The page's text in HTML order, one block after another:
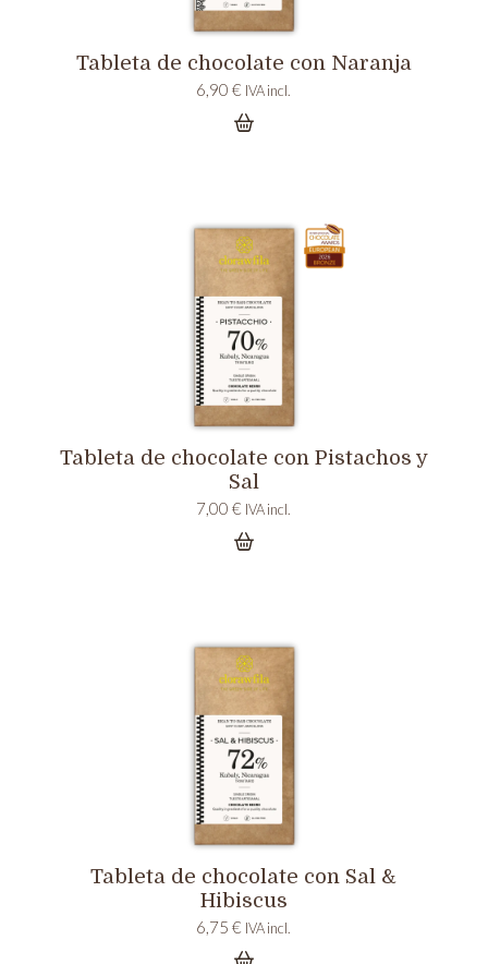
Tableta de chocolate con Naranja
6,90€ IVA incl.
Tableta de chocolate con Pistachos y
Sal
7,00€ IVA incl.
Tableta de chocolate con Sal &
Hibiscus
6,75€ IVA incl.